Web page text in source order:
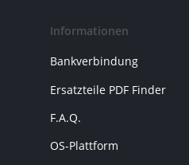
Informationen
Bankverbindung
Ersatzteile PDF Finder
F.A.Q.
OS-Plattform